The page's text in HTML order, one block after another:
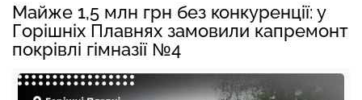
Майже 1,5 млн грн без конкуренції: у
Горішніх Плавнях замовили капремонт
покрівлі гімназії №4